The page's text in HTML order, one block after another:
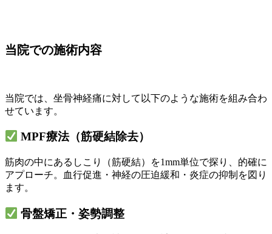
当院での施術内容
当院では、坐骨神経痛に対して以下のような施術を組み合わ
せています。
MPF療法（筋硬結除去）
筋肉の中にあるしこり（筋硬結）を1mm単位で探り、的確に
アプローチ。血行促進・神経の圧迫緩和・炎症の抑制を図り
ます。
骨盤矯正・姿勢調整